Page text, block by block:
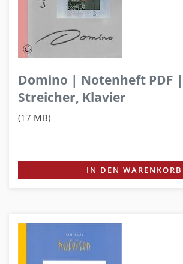
Domino | Notenheft PDF
Streicher, Klavier
(17 MB)
IN DEN WARENKORB